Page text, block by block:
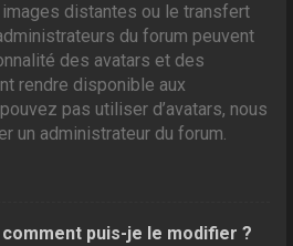
images distantes ou le transfert
du forum peuvent
des avatars et des
rendre disponible aux
pas utiliser d’avatars, nous
un administrateur du forum.
puis-je le modifier ?